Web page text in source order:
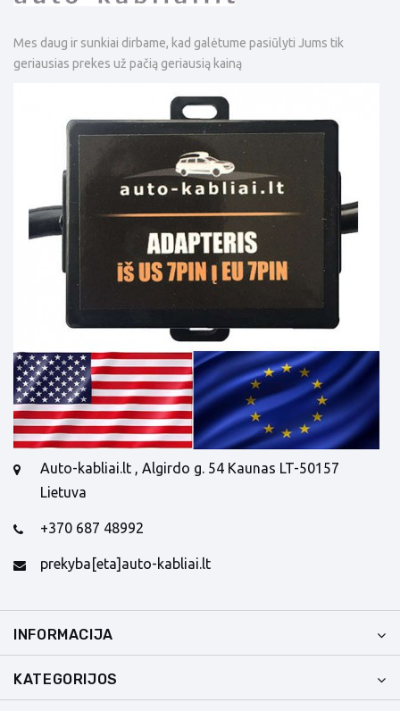
Mes daug ir sunkiai dirbame, kad galėtume pasiūlyti Jums tik
geriausias prekes už pačią geriausią kainą
Auto-kabliai.lt , Algirdo g. 54 Kaunas LT-50157
Lietuva
+370 687 48992
prekyba[eta]auto-kabliai.lt
INFORMACIJA
KATEGORIJOS